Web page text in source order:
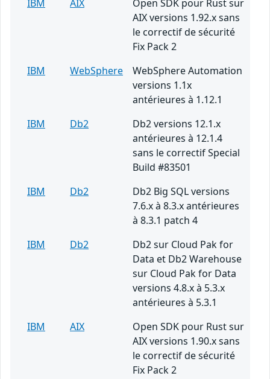
IBM AIX
Open SDK pour Rust sur
AIX versions 1.92.x sans
le correctif de sécurité
Fix Pack 2
IBM
WebSphere
WebSphere Automation
versions 1.1x
antérieures à 1.12.1
IBM
Db2
Db2 versions 12.1.x
antérieures à 12.1.4
sans le correctif Special
Build #83501
IBM
Db2
Db2 Big SQL versions
7.6.x à 8.3.x antérieures
à 8.3.1 patch 4
IBM
Db2
Db2 sur Cloud Pak for
Data et Db2 Warehouse
sur Cloud Pak for Data
versions 4.8.x à 5.3.x
antérieures à 5.3.1
IBM
AIX
Open SDK pour Rust sur
AIX versions 1.90.x sans
le correctif de sécurité
Fix Pack 2